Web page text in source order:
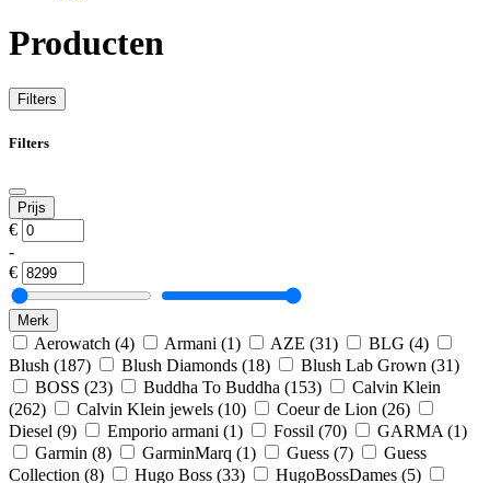
Producten
Filters
Filters
Prijs
€
-
€
Merk
Aerowatch (4) Armani (1) AZE (31) BLG (4)
Blush (187) Blush Diamonds (18) Blush Lab Grown (31)
BOSS (23) Buddha To Buddha (153)
Calvin Klein
(262)
Calvin Klein jewels (10) Coeur de Lion (26)
Diesel (9) Emporio armani (1) Fossil (70) GARMA (1)
Garmin (8) GarminMarq (1) Guess (7)
Guess
Collection (8) Hugo Boss (33) HugoBossDames (5)